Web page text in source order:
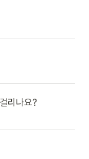
리나요?